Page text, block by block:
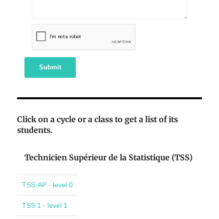
Submit
Click on a cycle or a class to get a list of its
students.
Technicien Supérieur de la Statistique (TSS)
TSS-AP - level 0
TSS 1 - level 1